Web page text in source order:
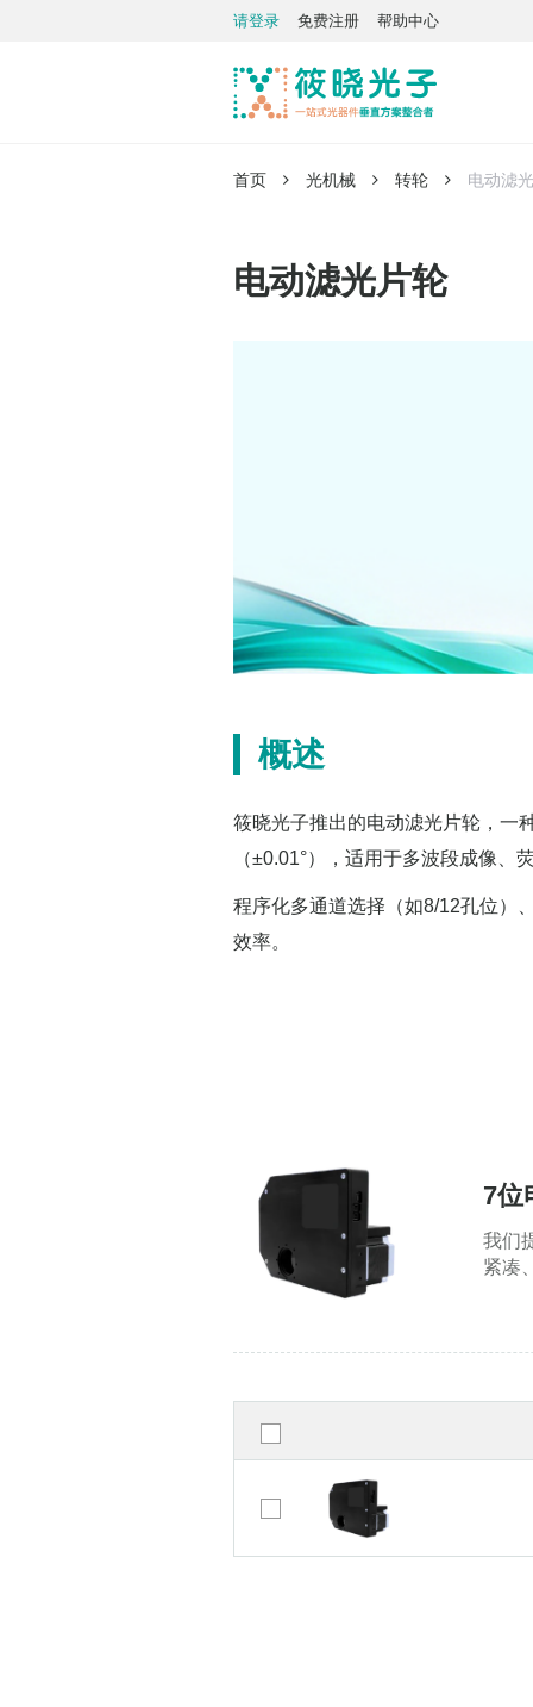
请登录 免费注册 帮助中心
首页 光机械 转轮 电动滤
电动滤光片轮
概述
筱晓光子推出的电动滤光片轮，一
（±0.01°），适用于多波段成像
程序化多通道选择（如8/12孔位）
效率。
7位
我们
紧凑